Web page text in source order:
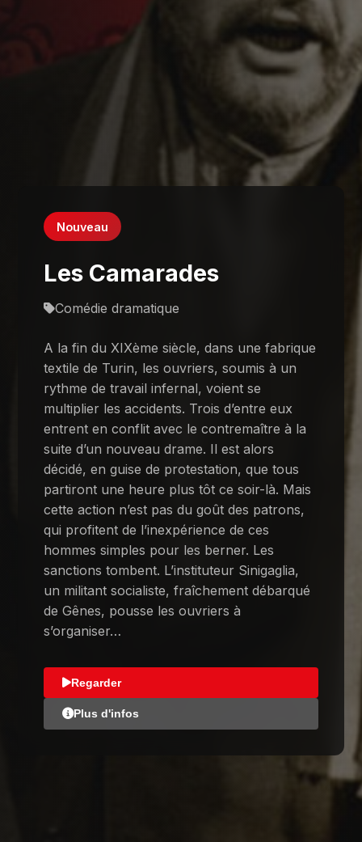
Nouveau
Les Camarades
Comédie dramatique
A la fin du XIXème siècle, dans une fabrique
textile de Turin, les ouvriers, soumis à un
rythme de travail infernal, voient se
multiplier les accidents. Trois d’entre eux
entrent en conflit avec le contremaître à la
suite d’un nouveau drame. Il est alors
décidé, en guise de protestation, que tous
partiront une heure plus tôt ce soir-là. Mais
cette action n’est pas du goût des patrons,
qui profitent de l’inexpérience de ces
hommes simples pour les berner. Les
sanctions tombent. L’instituteur Sinigaglia,
un militant socialiste, fraîchement débarqué
de Gênes, pousse les ouvriers à
s’organiser…
Regarder
Plus d'infos